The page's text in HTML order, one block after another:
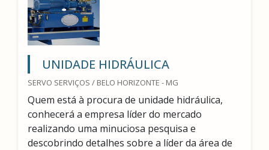
UNIDADE HIDRÁULICA
SERVO SERVIÇOS / BELO HORIZONTE - MG
Quem está à procura de unidade hidráulica,
conhecerá a empresa líder do mercado
realizando uma minuciosa pesquisa e
descobrindo detalhes sobre a líder da área de